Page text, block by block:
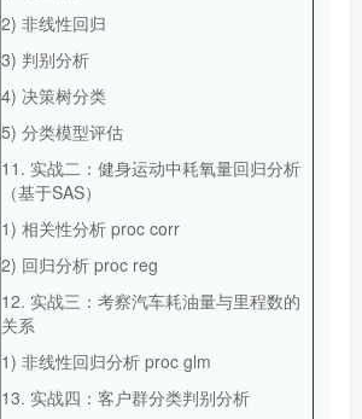
2) 非线性回归
3) 判别分析
4) 决策树分类
5) 分类模型评估
11. 实战二：健身运动中耗氧量回归分析
（基于SAS）
1) 相关性分析 proc corr
2) 回归分析 proc reg
12. 实战三：考察汽车耗油量与里程数的
关系
1) 非线性回归分析 proc glm
13. 实战四：客户群分类判别分析